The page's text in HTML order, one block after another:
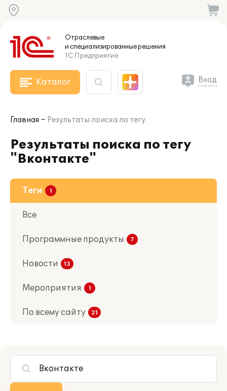
Отраслевые
и специализированныерешения
1С:Предприятие
Каталог Вход
Главная Результаты поиска по тегу
Результаты поиска по тегу
"Вконтакте"
Все
Программные продукты
Новости
Мероприятия
Теги
По всему сайту